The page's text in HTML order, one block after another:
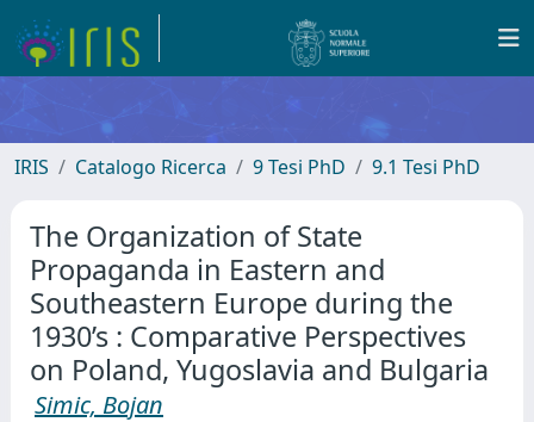
IRIS Catalogo Ricerca 9 Tesi PhD 9.1 Tesi PhD
The Organization of State
Propaganda in Eastern and
Southeastern Europe during the
1930’s : Comparative Perspectives
on Poland, Yugoslavia and Bulgaria
Simic, Bojan